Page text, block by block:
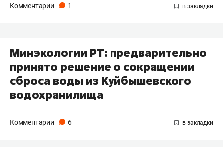
Комментарии 1
Минэкологии РТ: предварительно
принято решение о сокращении
сброса воды из Куйбышевского
водохранилища
Комментарии 6